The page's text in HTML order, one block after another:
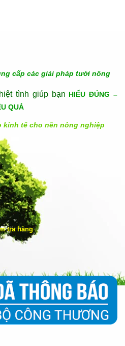
cấp các giải pháp tưới nông
tình giúp bạn HIỂU ĐÚNG –
QUẢ
kinh tế cho nền nông nghiệp
tra hàng